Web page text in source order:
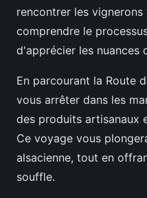
rencontrer les
comprendre le
d'apprécier les nuances
En parcourant la Route
vous arrêter dans les
des produits artisanaux
Ce voyage vous
alsacienne, tout en
souffle.